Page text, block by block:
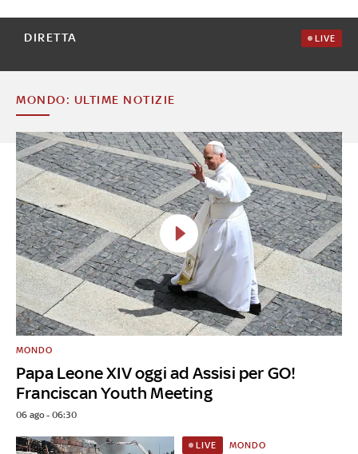
DIRETTA LIVE
MONDO: ULTIME NOTIZIE
Papa Leone XIV oggi ad Assisi per GO!
Franciscan Youth Meeting
MONDO
06 ago - 06:30
LIVE MONDO